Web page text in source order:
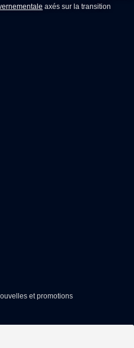
axés sur la transition
et promotions